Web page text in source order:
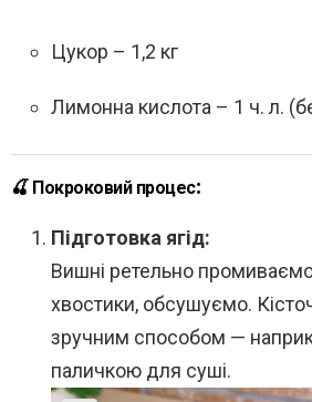
Цукор – 1,2 кг
Лимонна кислота – 1 ч. л.
🍒 Покроковий процес:
Підготовка ягід:
Вишні ретельно
хвостики, обсушуємо.
зручним способом —
паличкою для суші.